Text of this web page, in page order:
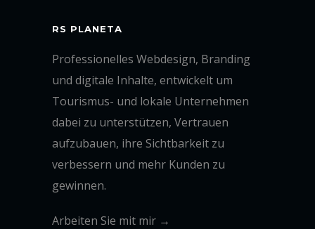
RS PLANETA
Professionelles Webdesign, Branding
und digitale Inhalte, entwickelt um
Tourismus- und lokale Unternehmen
dabei zu unterstützen, Vertrauen
aufzubauen, ihre Sichtbarkeit zu
verbessern und mehr Kunden zu
gewinnen.
Arbeiten Sie mit mir →